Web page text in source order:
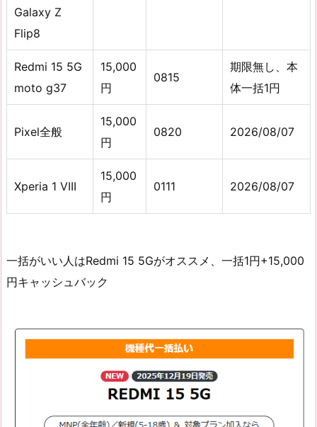
Galaxy Z
Flip8
Redmi 15 5G
moto g37
15,000
円
0815
期限無し、本
体一括1円
Pixel全般
15,000
円
0820 2026/08/07
Xperia 1 VIII
15,000
円
0111 2026/08/07
一括がいい人はRedmi 15 5Gがオススメ、一括1円+15,000
円キャッシュバック